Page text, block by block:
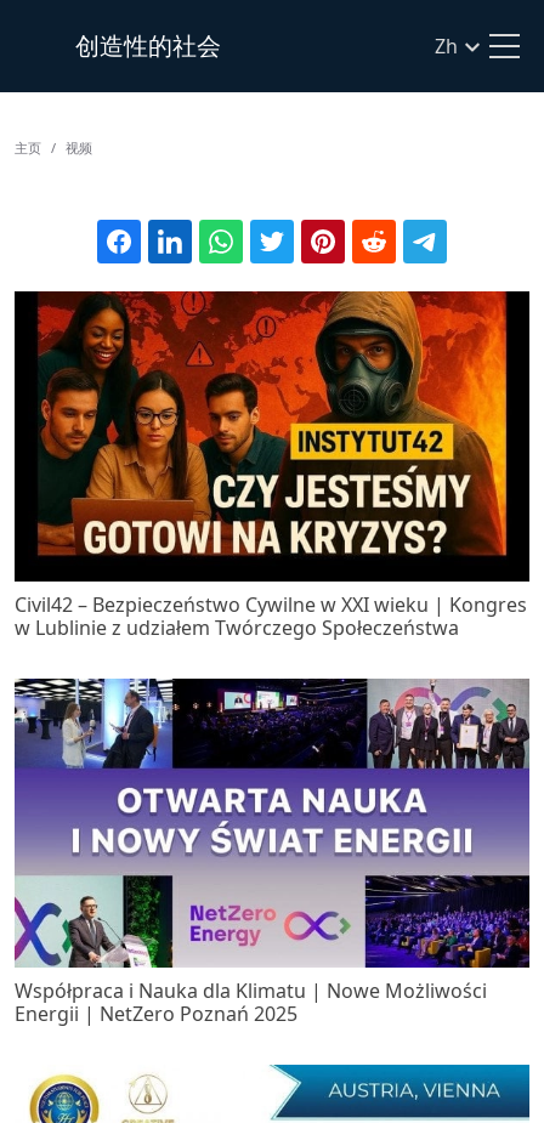
创造性的社会 Zh
主页 视频
Civil42 – Bezpieczeństwo Cywilne w XXI wieku | Kongres
w Lublinie z udziałem Twórczego Społeczeństwa
Współpraca i Nauka dla Klimatu | Nowe Możliwości
Energii | NetZero Poznań 2025